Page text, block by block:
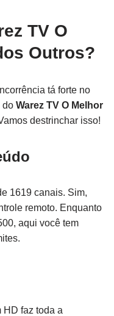
TV O
Outros?
tá forte no
do Warez TV O Melhor
destrinchar isso!
1619 canais. Sim,
remoto. Enquanto
aqui você tem
HD faz toda a